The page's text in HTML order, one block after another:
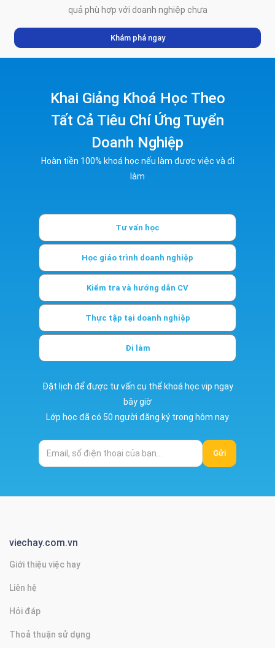
quả phù hợp với doanh nghiệp chưa
Khám phá ngay
Khai Giảng Khoá Học Theo
Tất Cả Tiêu Chí Ứng Tuyển
Doanh Nghiệp
Hoàn tiền 100% khoá học nếu làm được việc và đi
làm
Tư vấn học
Học giáo trình doanh nghiệp
Kiểm tra và hướng dẫn CV
Thực tập tại doanh nghiệp
Đi làm
Đặt lịch để được tư vấn cụ thể khoá học vip ngay
bây giờ
Lớp học đã có 50 người đăng ký trong hôm nay
Gửi
viechay.com.vn
Giới thiệu việc hay
Liên hệ
Hỏi đáp
Thoả thuận sử dụng